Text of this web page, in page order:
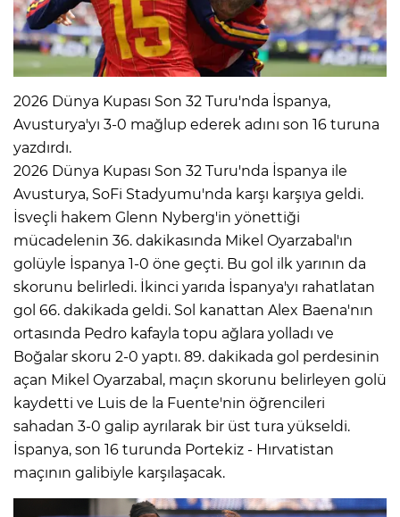
2026 Dünya Kupası Son 32 Turu'nda İspanya,
Avusturya'yı 3-0 mağlup ederek adını son 16 turuna
yazdırdı.
2026 Dünya Kupası Son 32 Turu'nda İspanya ile
Avusturya, SoFi Stadyumu'nda karşı karşıya geldi.
İsveçli hakem Glenn Nyberg'in yönettiği
mücadelenin 36. dakikasında Mikel Oyarzabal'ın
golüyle İspanya 1-0 öne geçti. Bu gol ilk yarının da
skorunu belirledi. İkinci yarıda İspanya'yı rahatlatan
gol 66. dakikada geldi. Sol kanattan Alex Baena'nın
ortasında Pedro kafayla topu ağlara yolladı ve
Boğalar skoru 2-0 yaptı. 89. dakikada gol perdesinin
açan Mikel Oyarzabal, maçın skorunu belirleyen golü
kaydetti ve Luis de la Fuente'nin öğrencileri
sahadan 3-0 galip ayrılarak bir üst tura yükseldi.
İspanya, son 16 turunda Portekiz - Hırvatistan
maçının galibiyle karşılaşacak.